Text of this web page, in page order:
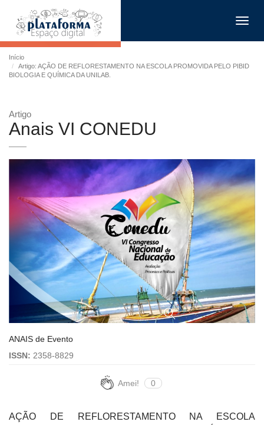
Início
Artigo: AÇÃO DE REFLORESTAMENTO NA ESCOLA PROMOVIDA PELO PIBID
BIOLOGIA E QUÍMICA DA UNILAB.
Artigo
Anais VI CONEDU
ANAIS de Evento
ISSN: 2358-8829
Amei! 0
AÇÃO DE REFLORESTAMENTO NA ESCOLA